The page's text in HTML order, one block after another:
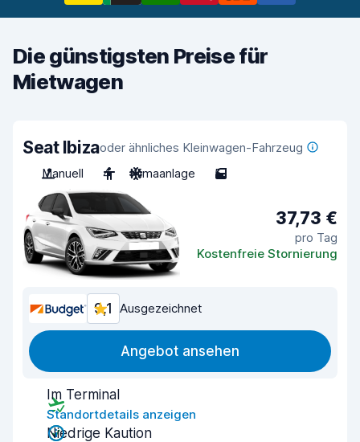
Die günstigsten Preise für
Mietwagen
Seat Ibizaoder ähnliches Kleinwagen-Fahrzeug
Manuell
4 Klimaanlage 5
37,73 €
pro Tag
Kostenfreie Stornierung
9,1 Ausgezeichnet
Angebot ansehen
Im Terminal
Standortdetails anzeigen
Niedrige Kaution